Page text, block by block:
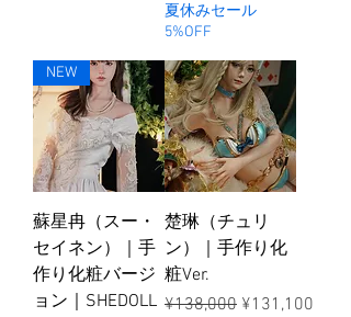
夏休みセール
5%OFF
NEW
蘇星冉（スー・
セイネン）｜手
作り化粧バージ
ョン｜SHEDOLL
楚琳（チュリ
ン）｜手作り化
粧Ver.
ราคาปกติ
¥138,000 ราคาขายลด
¥131,100